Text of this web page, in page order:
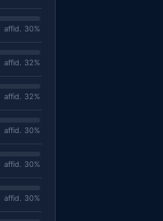
affid. 30%
affid. 32%
affid. 32%
affid. 30%
affid. 30%
affid. 30%